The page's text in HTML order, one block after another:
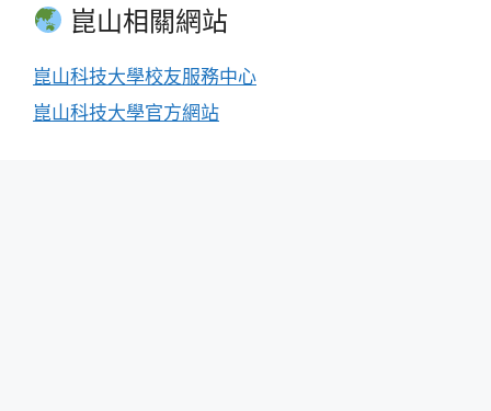
崑山相關網站
崑山科技大學校友服務中心
崑山科技大學官方網站